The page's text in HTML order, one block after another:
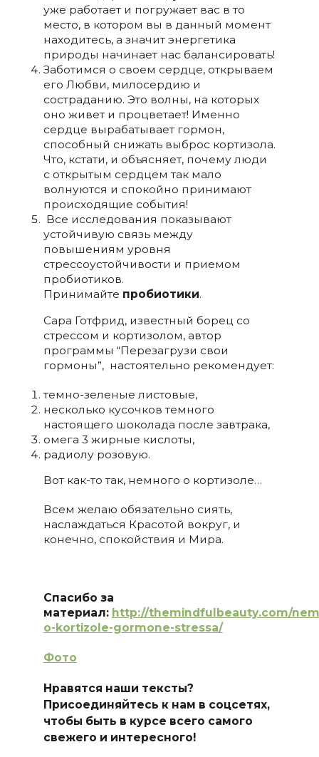
уже работает и погружает вас в то
место, в котором вы в данный момент
находитесь, а значит энергетика
природы начинает нас балансировать!
Заботимся о своем сердце, открываем
его Любви, милосердию и
состраданию. Это волны, на которых
оно живет и процветает! Именно
сердце вырабатывает гормон,
способный снижать выброс кортизола.
Что, кстати, и объясняет, почему люди
с открытым сердцем так мало
волнуются и спокойно принимают
происходящие события!
Все исследования показывают
устойчивую связь между
повышениям уровня
стрессоустойчивости и приемом
пробиотиков.
Принимайте пробиотики.
Сара Готфрид, известный борец со
стрессом и кортизолом, автор
программы “Перезагрузи свои
гормоны”, настоятельно рекомендует:
темно-зеленые листовые,
несколько кусочков темного
настоящего шоколада после завтрака,
омега 3 жирные кислоты,
радиолу розовую.
Вот как-то так, немного о кортизоле…
Всем желаю обязательно сиять,
наслаждаться Красотой вокруг, и
конечно, спокойствия и Мира.
Спасибо за
материал: http://themindfulbeauty.com/
o-kortizole-gormone-stressa/
Фото
Нравятся наши тексты?
Присоединяйтесь к нам в соцсетях,
чтобы быть в курсе всего самого
свежего и интересного!